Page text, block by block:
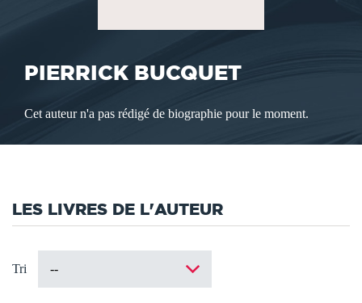
PIERRICK BUCQUET
Cet auteur n'a pas rédigé de biographie pour le moment.
LES LIVRES DE L'AUTEUR
Tri